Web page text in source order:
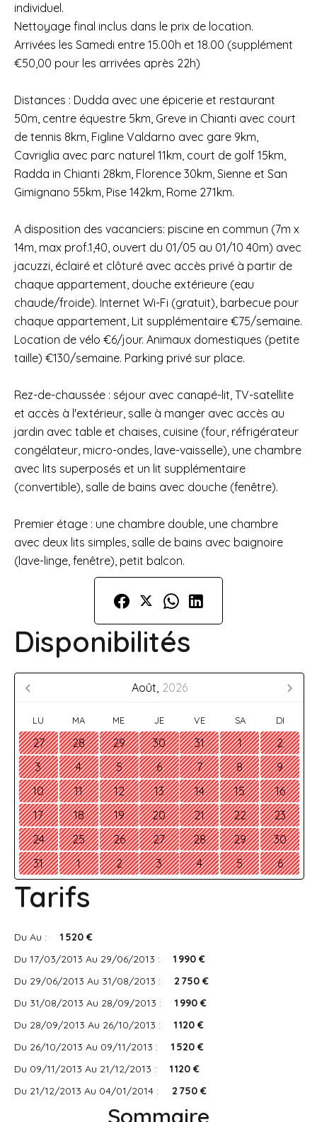
individuel.
Nettoyage final inclus dans le prix de location.
Arrivées les Samedi entre 15.00h et 18.00 (supplément
€50,00 pour les arrivées après 22h)
Distances : Dudda avec une épicerie et restaurant
50m, centre équestre 5km, Greve in Chianti avec court
de tennis 8km, Figline Valdarno avec gare 9km,
Cavriglia avec parc naturel 11km, court de golf 15km,
Radda in Chianti 28km, Florence 30km, Sienne et San
Gimignano 55km, Pise 142km, Rome 271km.
A disposition des vacanciers: piscine en commun (7m x
14m, max prof.1,40, ouvert du 01/05 au 01/10 40m) avec
jacuzzi, éclairé et clôturé avec accès privé à partir de
chaque appartement, douche extérieure (eau
chaude/froide). Internet Wi-Fi (gratuit), barbecue pour
chaque appartement, Lit supplémentaire €75/semaine.
Location de vélo €6/jour. Animaux domestiques (petite
taille) €130/semaine. Parking privé sur place.
Rez-de-chaussée : séjour avec canapé-lit, TV-satellite
et accès à l'extérieur, salle à manger avec accès au
jardin avec table et chaises, cuisine (four, réfrigérateur
congélateur, micro-ondes, lave-vaisselle), une chambre
avec lits superposés et un lit supplémentaire
(convertible), salle de bains avec douche (fenêtre).
Premier étage : une chambre double, une chambre
avec deux lits simples, salle de bains avec baignoire
(lave-linge, fenêtre), petit balcon.
Disponibilités
Août, 2026
LU MA ME JE VE SA DI
27 28 29 30 31 1
2
3
4 5 6 7 8
9
10
11 12 13 14 15
16
17
18 19 20 21 22
23
24
25 26 27 28 29
30
31
1 2 3 4 5 6
Tarifs
Du Au :
1 520 €
Du 17/03/2013 Au 29/06/2013 :
1 990 €
Du 29/06/2013 Au 31/08/2013 :
2 750 €
Du 31/08/2013 Au 28/09/2013 :
1 990 €
Du 28/09/2013 Au 26/10/2013 :
1 120 €
Du 26/10/2013 Au 09/11/2013 :
1 520 €
Du 09/11/2013 Au 21/12/2013 :
1 120 €
Du 21/12/2013 Au 04/01/2014 :
2 750 €
Sommaire